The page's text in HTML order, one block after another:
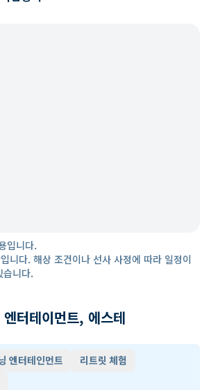
입니다.
니다. 해상 조건이나 선사 사정에 따라 일정이
습니다.
터테이먼트, 에스테
엔터테인먼트
리트릿 체험